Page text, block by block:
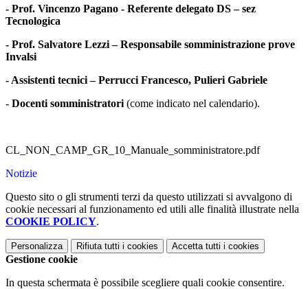
- Prof. Vincenzo Pagano - Referente delegato DS – sez
Tecnologica
- Prof. Salvatore Lezzi – Responsabile somministrazione prove
Invalsi
- Assistenti tecnici – Perrucci Francesco, Pulieri Gabriele
- Docenti somministratori (come indicato nel calendario).
CL_NON_CAMP_GR_10_Manuale_somministratore.pdf
Notizie
Questo sito o gli strumenti terzi da questo utilizzati si avvalgono di
cookie necessari al funzionamento ed utili alle finalità illustrate nella
COOKIE POLICY.
Personalizza Rifiuta tutti i cookies Accetta tutti i cookies
Gestione cookie
In questa schermata è possibile scegliere quali cookie consentire.